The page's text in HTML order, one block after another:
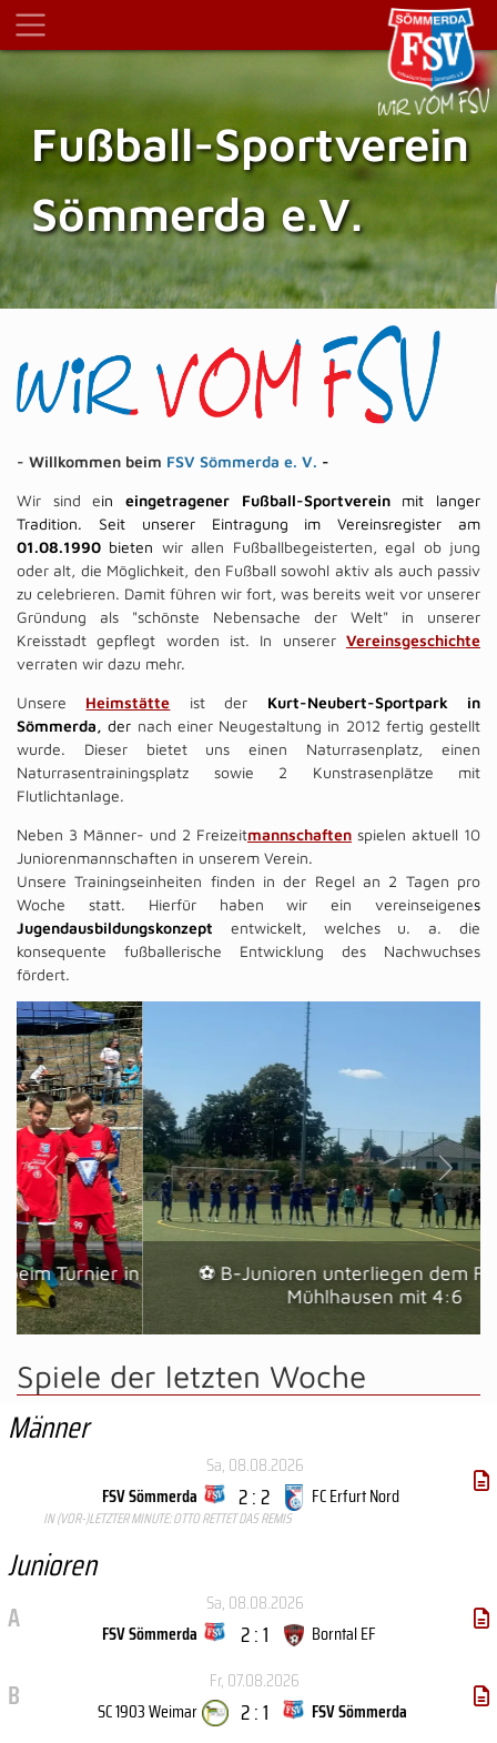
Fußball-Sportverein
Sömmerda e.V.
- Willkommen beim FSV Sömmerda e. V. -
Wir sind eineingetragener Fußball-Sportvereinmit langer
Tradition. Seit unserer Eintragung im Vereinsregister am
01.08.1990 bieten wir allen Fußballbegeisterten, egal ob jung
oder alt, die Möglichkeit, den Fußball sowohl aktiv als auch passiv
zu celebrieren. Damit führen wir fort, was bereits weit vor unserer
Gründung als "schönste Nebensache der Welt" in unserer
Kreisstadt gepflegt worden ist. In unserer Vereinsgeschichte
verraten wir dazu mehr.
Unsere Heimstätte ist der Kurt-Neubert-Sportpark in
Sömmerda, der nach einer Neugestaltung in 2012 fertig gestellt
wurde. Dieser bietet uns einen Naturrasenplatz, einen
Naturrasentrainingsplatz sowie 2 Kunstrasenplätze mit
Flutlichtanlage.
Neben 3 Männer- und 2 Freizeitmannschaften spielen aktuell 10
Juniorenmannschaften in unserem Verein.
Unsere Trainingseinheiten finden in der Regel an 2 Tagen pro
Woche statt. Hierfür haben wir ein vereinseigenes
Jugendausbildungskonzept
entwickelt, welches u. a. die
konsequente fußballerische Entwicklung des Nachwuchses
fördert.
⚽ B-Junioren unterliegen dem FC Union
Mühlhausen mit 4:6
Spiele der letzten Woche
Männer
Sa, 08.08.2026
FSV Sömmerda
2 : 2 FC Erfurt Nord
IN (VOR-)LETZTER MINUTE: OTTO RETTET DAS REMIS
Junioren
A
Sa, 08.08.2026
FSV Sömmerda
2 : 1 Borntal EF
B
Fr, 07.08.2026
SC 1903 Weimar
2 : 1 FSV Sömmerda